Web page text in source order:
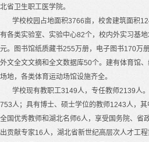
北省卫生职工医学院。
学校校园占地面积3766亩，校舍建筑面积
有各类实验室、实验中心82个，校内外实习基地
元。图书馆纸质藏书255万册，电子图书170万
外文全文文摘和全文数据库50个。建有体育馆
场地，各类体育运动场馆设施齐全。
学校现有教职工3149人，专任教师2139人
753人；具有博士、硕士学位的教师1243人，其
全国优秀教师和湖北名师6人，享受国务院、省
出贡献专家16人，湖北省新世纪高层次人才工